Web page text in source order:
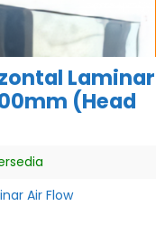
Laminar
(Head
Air Flow